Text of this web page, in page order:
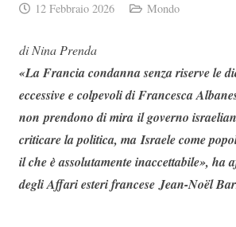
12 Febbraio 2026 Mondo
di Nina Prenda
«La Francia condanna senza riserve le
eccessive e colpevoli di Francesca
non prendono di mira il governo
criticare la politica, ma Israele come
il che è assolutamente inaccettabile», ha
degli Affari esteri francese Jean-Noël